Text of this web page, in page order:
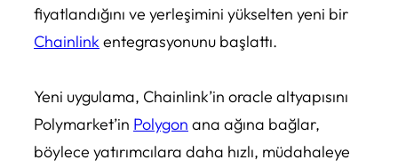
fiyatlandığını ve yerleşimini yükselten yeni bir
Chainlink entegrasyonunu başlattı.
Yeni uygulama, Chainlink’in oracle altyapısını
Polymarket’in Polygon ana ağına bağlar,
böylece yatırımcılara daha hızlı, müdahaleye